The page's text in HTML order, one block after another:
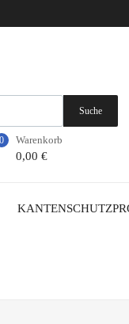
Suche
Warenkorb
0,00 €
0